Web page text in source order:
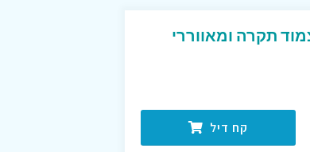
תקרה ומאווררי
קח דיל